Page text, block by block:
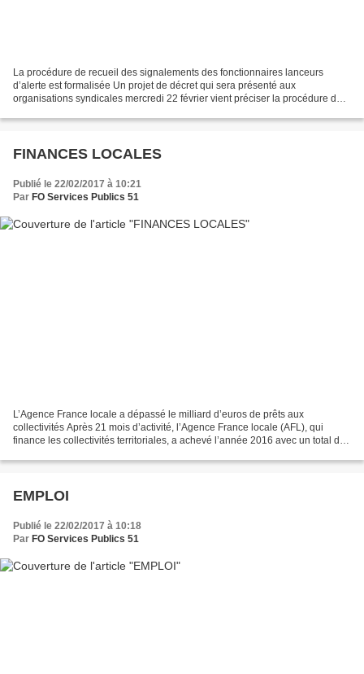
La procédure de recueil des signalements des fonctionnaires lanceurs
d’alerte est formalisée Un projet de décret qui sera présenté aux
organisations syndicales mercredi 22 février vient préciser la procédure de
FINANCES LOCALES
Publié le 22/02/2017 à 10:21
Par FO Services Publics 51
L’Agence France locale a dépassé le milliard d’euros de prêts aux
collectivités Après 21 mois d’activité, l’Agence France locale (AFL), qui
finance les collectivités territoriales, a achevé l’année 2016 avec un total de
EMPLOI
Publié le 22/02/2017 à 10:18
Par FO Services Publics 51